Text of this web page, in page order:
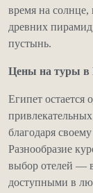
время на
древних
пустынь.
Цены на туры в
Египет
благодаря
Разнообразие
выбор отелей —
доступными в